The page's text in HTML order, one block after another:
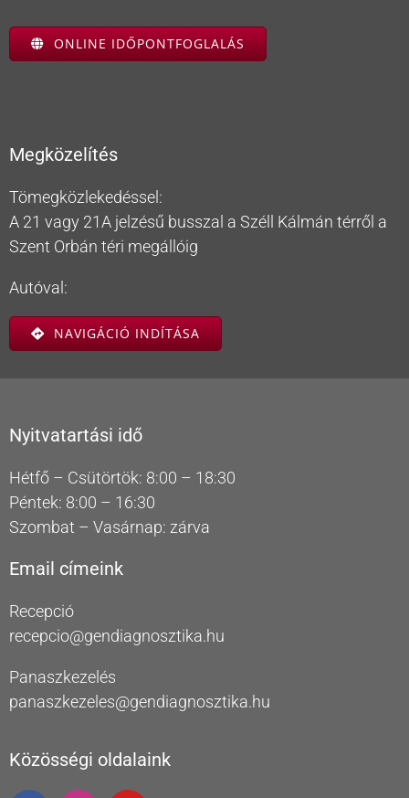
ONLINE IDŐPONTFOGLALÁS
Megközelítés
Tömegközlekedéssel:
A 21 vagy 21A jelzésű busszal a Széll Kálmán térről a
Szent Orbán téri megállóig
Autóval:
NAVIGÁCIÓ INDÍTÁSA
Nyitvatartási idő
Hétfő – Csütörtök: 8:00 – 18:30
Péntek: 8:00 – 16:30
Szombat – Vasárnap: zárva
Email címeink
Recepció
recepcio@gendiagnosztika.hu
Panaszkezelés
panaszkezeles@gendiagnosztika.hu
Közösségi oldalaink